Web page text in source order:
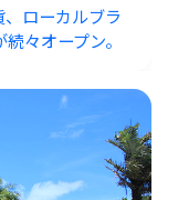
ローカルブラ
々オープン。